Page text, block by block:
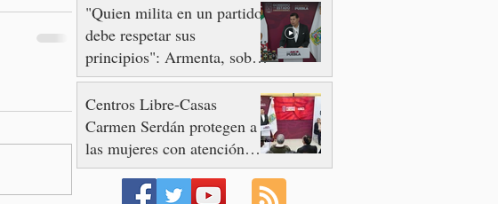
"Quien milita en un partido
debe respetar sus
principios": Armenta, sobre
caso de Nayeli Salvatori y
Graciela Palomares
Centros Libre-Casas
Carmen Serdán protegen a
las mujeres con atención
inmediata y disminuyen
feminicidios